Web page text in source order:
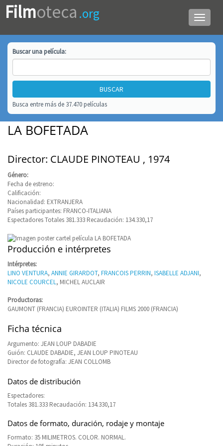
Menú
de
Filmoteca .org
Buscar unapelícula:
Busca entre más de 37.470 películas
LA BOFETADA
Director: CLAUDE PINOTEAU , 1974
Género:
Fecha de estreno:
Calificación:
Nacionalidad: EXTRANJERA
Países participantes: FRANCO-ITALIANA
Espectadores Totales 381.333 Recaudación: 134.330,17
Producción e intérpretes
Intérpretes:
LINO VENTURA, ANNIE GIRARDOT, FRANCOIS PERRIN, ISABELLE ADJANI,
NICOLE COURCEL, MICHEL AUCLAIR
Productoras:
GAUMONT (FRANCIA) EUROINTER (ITALIA) FILMS 2000 (FRANCIA)
Ficha técnica
Argumento: JEAN LOUP DABADIE
Guión: CLAUDE DABADIE, JEAN LOUP PINOTEAU
Director de fotografía: JEAN COLLOMB
Datos de distribución
Espectadores:
Totales 381.333 Recaudación: 134.330,17
Datos de formato, duración, rodaje y montaje
Formato: 35 MILIMETROS. COLOR. NORMAL.